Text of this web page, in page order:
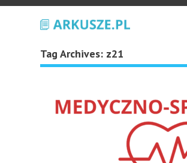
Tag Archives: z21